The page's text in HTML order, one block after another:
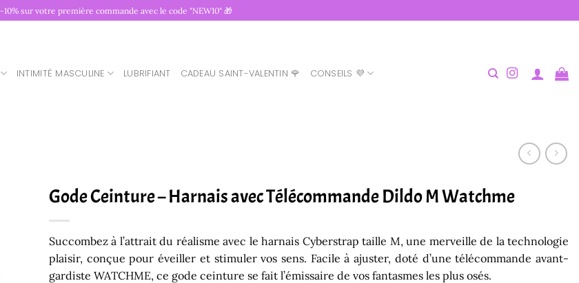
-10% sur votre première commande avec le code "NEW10" 🎁
INTIMITÉ MASCULINE LUBRIFIANT CADEAU SAINT-VALENTIN 🌹 CONSEILS 💜
Gode Ceinture – Harnais avec Télécommande Dildo M Watchme
Succombez à l’attrait du réalisme avec le harnais Cyberstrap taille M, une merveille de la technologie
plaisir, conçue pour éveiller et stimuler vos sens. Facile à ajuster, doté d’une télécommande avant-
gardiste WATCHME, ce gode ceinture se fait l’émissaire de vos fantasmes les plus osés.